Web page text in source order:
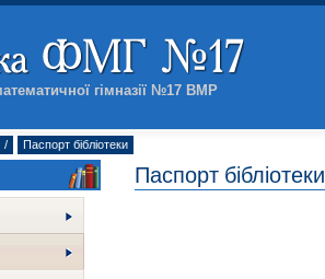
гімназії №17 ВМР
/ Паспорт бібліотеки
Паспорт бібліотеки